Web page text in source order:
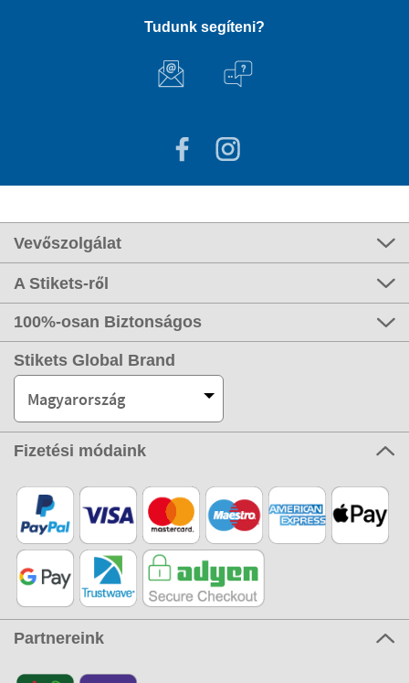
Tudunk segíteni?
Vevőszolgálat
A Stikets-ről
100%-osan Biztonságos
Stikets Global Brand
Magyarország
Fizetési módaink
Partnereink